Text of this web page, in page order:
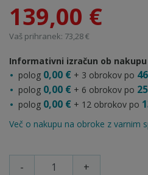
139,00 €
Vaš prihranek: 73,28 €
Informativni izračun ob
polog 0,00 € + 3 obrokov po
polog 0,00 € + 6 obrokov po
polog 0,00 € + 12 obrokov po
Več o nakupu na obroke z varnim
- +